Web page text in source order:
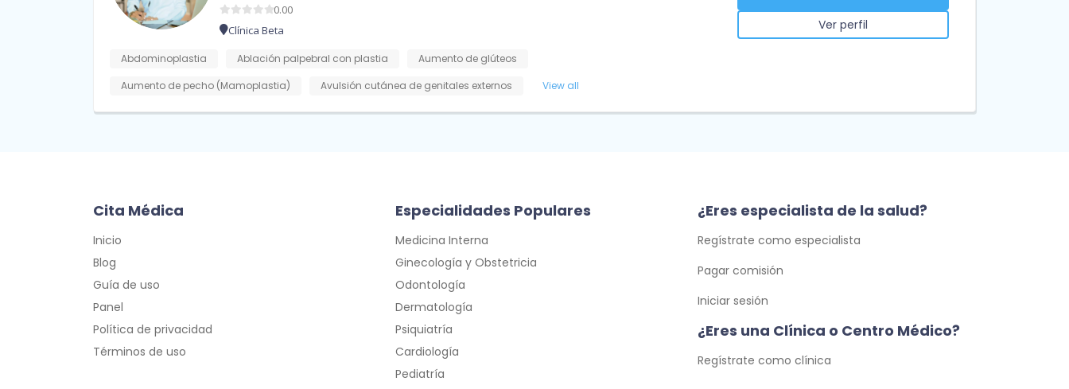
0.00
Clínica Beta
Abdominoplastia Ablación palpebral con plastia
Aumento de glúteos
Aumento de pecho (Mamoplastia)
Avulsión cutánea de genitales externos View all
Ver perfil
Cita Médica
Inicio
Blog
Guía de uso
Panel
Política de privacidad
Términos de uso
Especialidades Populares
Medicina Interna
Ginecología y Obstetricia
Odontología
Dermatología
Psiquiatría
Cardiología
Pediatría
¿Eres especialista de la salud?
Regístrate como especialista
Pagar comisión
Iniciar sesión
¿Eres una Clínica o Centro Médico?
Regístrate como clínica